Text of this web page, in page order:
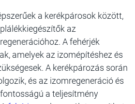
a kerékpárosok között,
az
A fehérjék
amelyek az izomépítéshez és
A kerékpározás során
és az izomregeneráció és
a teljesítmény